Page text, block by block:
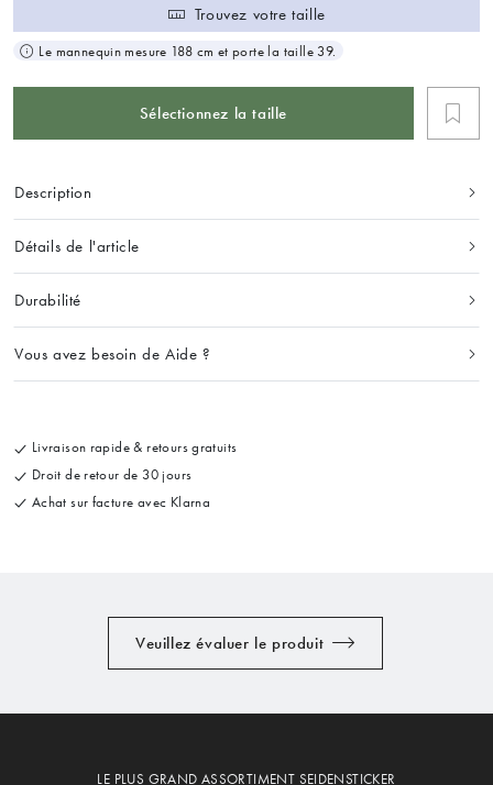
Trouvez votre taille
Le mannequin mesure 188 cm et porte la taille 39.
Sélectionnez la taille
Description
Détails de l'article
Durabilité
Vous avez besoin de Aide ?
Livraison rapide & retours gratuits
Droit de retour de 30 jours
Achat sur facture avec Klarna
Veuillez évaluer le produit
LE PLUS GRAND ASSORTIMENT SEIDENSTICKER